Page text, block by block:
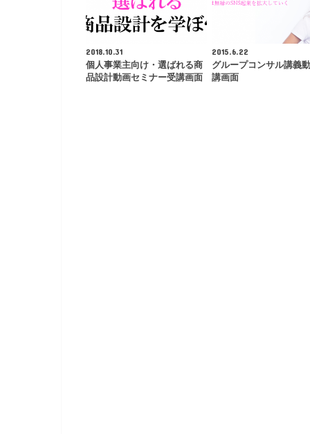
2018.10.31
個人事業主向け・選ばれる商
品設計動画セミナー受講画面
2015.6.22
グループコンサル講義
講画面